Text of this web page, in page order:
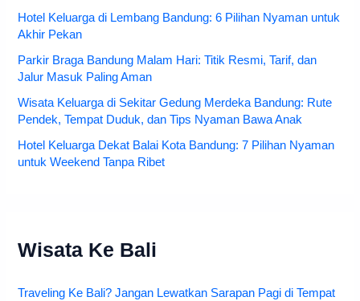
Hotel Keluarga di Lembang Bandung: 6 Pilihan Nyaman untuk
Akhir Pekan
Parkir Braga Bandung Malam Hari: Titik Resmi, Tarif, dan
Jalur Masuk Paling Aman
Wisata Keluarga di Sekitar Gedung Merdeka Bandung: Rute
Pendek, Tempat Duduk, dan Tips Nyaman Bawa Anak
Hotel Keluarga Dekat Balai Kota Bandung: 7 Pilihan Nyaman
untuk Weekend Tanpa Ribet
Wisata Ke Bali
Traveling Ke Bali? Jangan Lewatkan Sarapan Pagi di Tempat